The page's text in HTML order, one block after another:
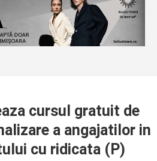
cursul gratuit de
a angajatilor in
cu ridicata (P)